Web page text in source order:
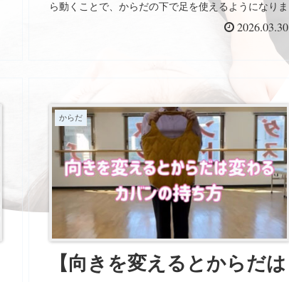
ら動くことで、からだの下で足を使えるようになりま
す。 無理に大きく歩くよりも、自然な動きの方がか
らだは楽になります。 向きを少し変えるだけで、歩
おたかの森に向かう大堀川の桜。私の大好きな桜の門
はまだ7分咲きくらい。もう少し楽しめそうです。
2026.03.30
からだ
【向きを変えるとからだは